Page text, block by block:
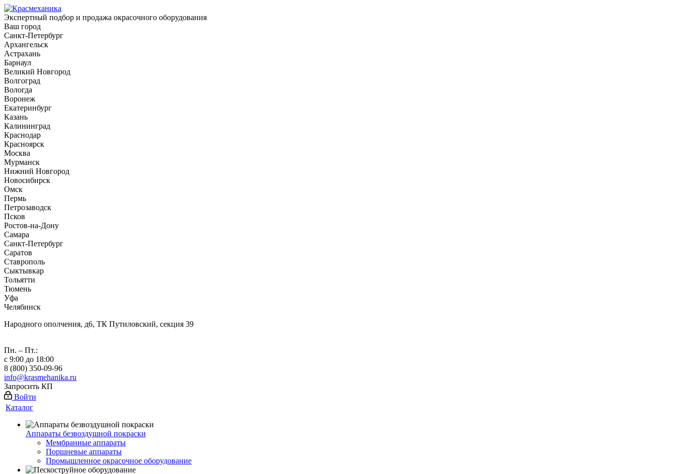
Экспертный подбор и продажа окрасочного оборудования
Ваш город
Санкт-Петербург
Архангельск
Астрахань
Барнаул
Великий Новгород
Волгоград
Вологда
Воронеж
Екатеринбург
Казань
Калининград
Краснодар
Красноярск
Москва
Мурманск
Нижний Новгород
Новосибирск
Омск
Пермь
Петрозаводск
Псков
Ростов-на-Дону
Самара
Санкт-Петербург
Саратов
Ставрополь
Сыктывкар
Тольятти
Тюмень
Уфа
Челябинск
Народного ополчения, д6, ТК Путиловский, секция 39
Пн. – Пт.:
с 9:00 до 18:00
8 (800) 350-09-96
info@krasmehanika.ru
Запросить КП
Войти
Каталог
Аппараты безвоздушной покраски
Мембранные аппараты
Поршневые аппараты
Промышленное окрасочное оборудование